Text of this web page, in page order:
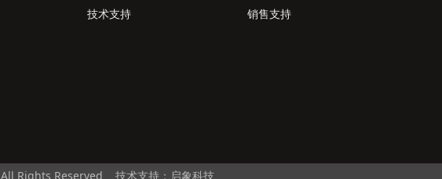
All Rights Reserved 技术支持： 启象科技
技术支持 销售支持